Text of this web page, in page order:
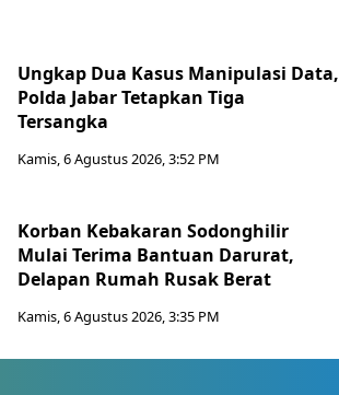
Ungkap Dua Kasus Manipulasi Data,
Polda Jabar Tetapkan Tiga
Tersangka
Kamis, 6 Agustus 2026, 3:52 PM
Korban Kebakaran Sodonghilir
Mulai Terima Bantuan Darurat,
Delapan Rumah Rusak Berat
Kamis, 6 Agustus 2026, 3:35 PM